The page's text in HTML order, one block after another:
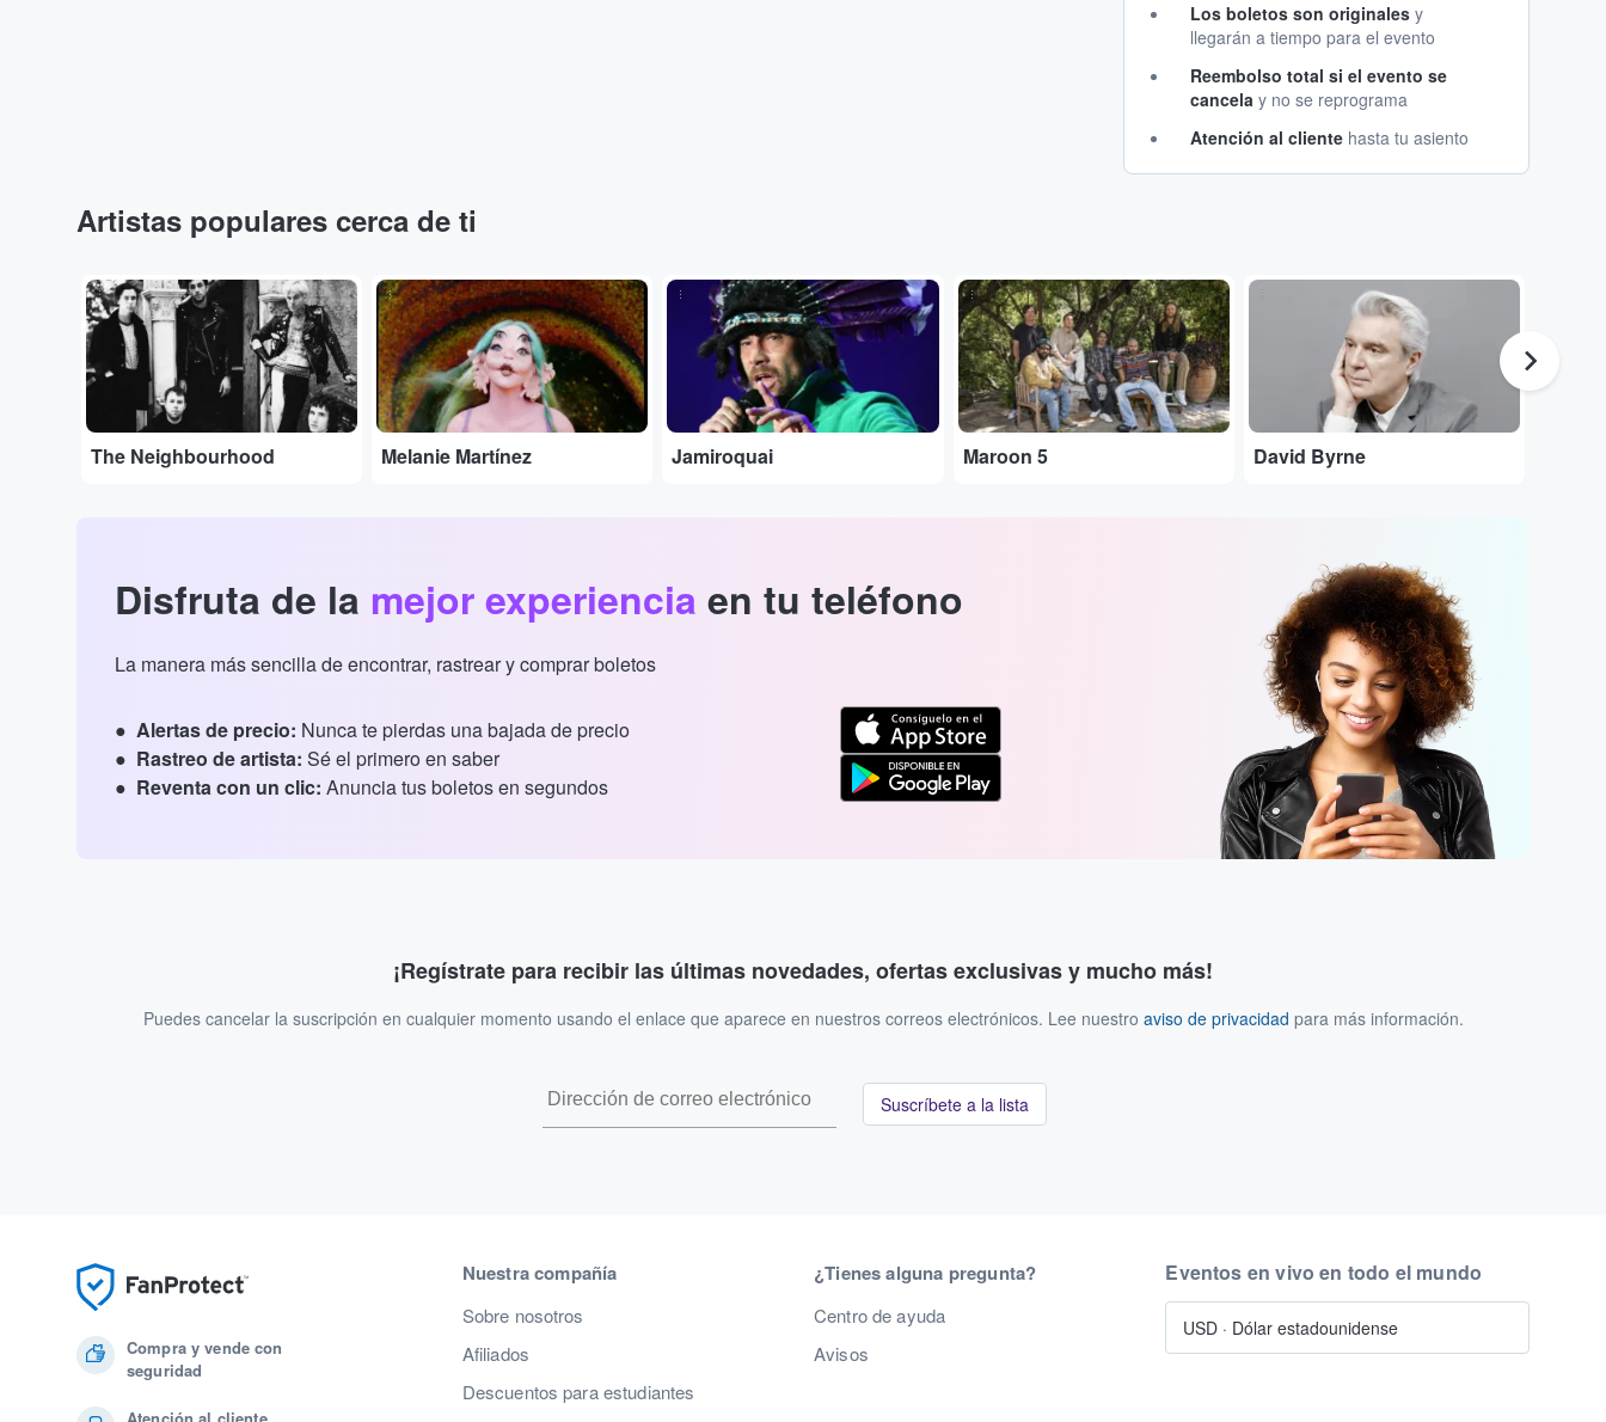
Los boletos son originales y
llegarán a tiempo para el evento
Reembolso total si el evento se
cancela y no se reprograma
Atención al cliente hasta tu asiento
Artistas populares cerca de ti
...
The Neighbourhood
...
Melanie Martínez
...
Jamiroquai
...
Maroon 5
...
David Byrne
Disfruta de la mejor experiencia en tu teléfono
La manera más sencilla de encontrar, rastrear y comprar boletos
Alertas de precio: Nunca te pierdas una bajada de precio
Rastreo de artista: Sé el primero en saber
Reventa con un clic: Anuncia tus boletos en segundos
¡Regístrate para recibir las últimas novedades, ofertas exclusivas y mucho más!
Puedes cancelar la suscripción en cualquier momento usando el enlace que aparece en nuestros correos electrónicos. Lee nuestro aviso de privacidad para más información.
Suscríbete a la lista
Compra y vende con
seguridad
Atención al cliente
Nuestra compañía
Sobre nosotros
Afiliados
Descuentos para estudiantes
¿Tienes alguna pregunta?
Centro de ayuda
Avisos
Eventos en vivo en todo el mundo
USD · Dólar estadounidense